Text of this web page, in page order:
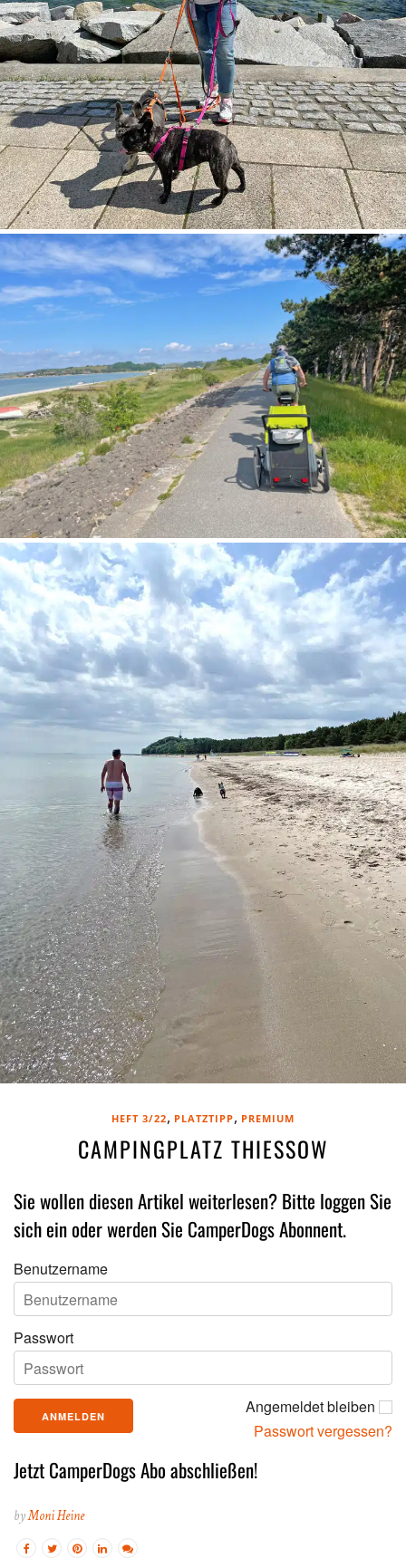
HEFT 3/22, PLATZTIPP, PREMIUM
CAMPINGPLATZ THIESSOW
Sie wollen diesen Artikel weiterlesen? Bitte loggen Sie
sich ein oder werden Sie CamperDogs Abonnent.
Benutzername
Passwort
Angemeldet bleiben
Passwort vergessen?
Jetzt CamperDogs Abo abschließen!
byMoni Heine